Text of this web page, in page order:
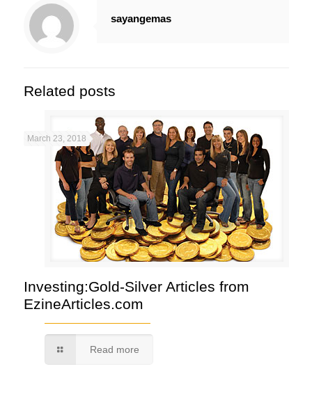
sayangemas
Related posts
March 23, 2018
Investing:Gold-Silver Articles from
EzineArticles.com
Read more